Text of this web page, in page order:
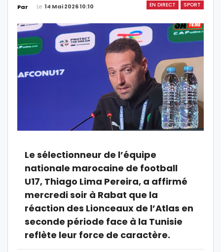
EN DIRECT SPORT
Par Le 14 Mai 2026 10:10
Le sélectionneur de l’équipe
nationale marocaine de football
U17, Thiago Lima Pereira, a affirmé
mercredi soir à Rabat que la
réaction des Lionceaux de l’Atlas en
seconde période face à la Tunisie
reflète leur force de caractère.